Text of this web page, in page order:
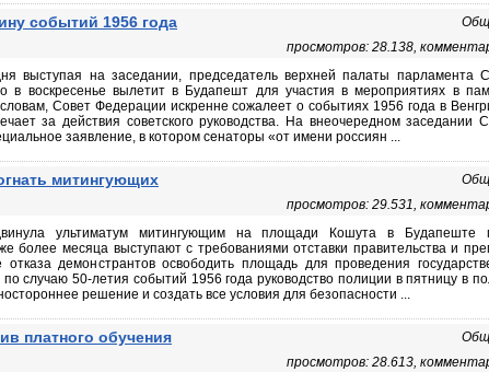
событий 1956 года
просмотров: 28.138,
выступая на заседании, председатель верхней палаты парламента
в воскресенье вылетит в Будапешт для участия в мероприятиях в
Совет Федерации искренне сожалеет о событиях 1956 года в
за действия советского руководства. На внеочередном заседании
заявление, в котором сенаторы «от имени россиян ...
митингующих
просмотров: 29.531,
ультиматум митингующим на площади Кошута в Будапеште
более месяца выступают с требованиями отставки правительства и
демонстрантов освободить площадь для проведения
случаю 50-летия событий 1956 года руководство полиции в пятницу в
решение и создать все условия для безопасности ...
платного обучения
просмотров: 28.613,